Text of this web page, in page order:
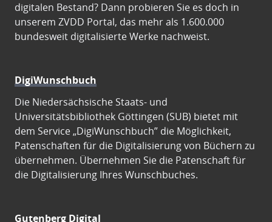
digitalen Bestand? Dann probieren Sie es doch in
unserem ZVDD Portal, das mehr als 1.600.000
bundesweit digitalisierte Werke nachweist.
DigiWunschbuch
Die Niedersächsische Staats- und
Universitätsbibliothek Göttingen (SUB) bietet mit
dem Service „DigiWunschbuch” die Möglichkeit,
Patenschaften für die Digitalisierung von Büchern zu
übernehmen. Übernehmen Sie die Patenschaft für
die Digitalisierung Ihres Wunschbuches.
Gutenberg Digital